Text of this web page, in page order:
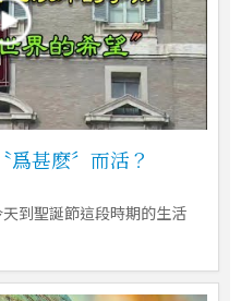
爲甚麽〞而活？
到聖誕節這段時期的生活